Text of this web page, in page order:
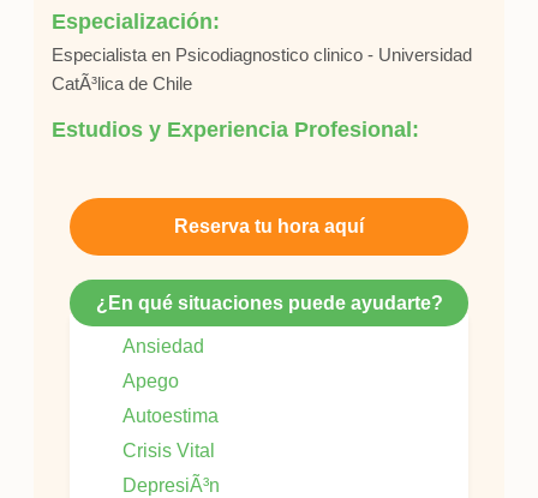
Especialización:
Especialista en Psicodiagnostico clinico - Universidad
CatÃ³lica de Chile
Estudios y Experiencia Profesional:
Reserva tu hora aquí
¿En qué situaciones puede ayudarte?
Ansiedad
Apego
Autoestima
Crisis Vital
DepresiÃ³n